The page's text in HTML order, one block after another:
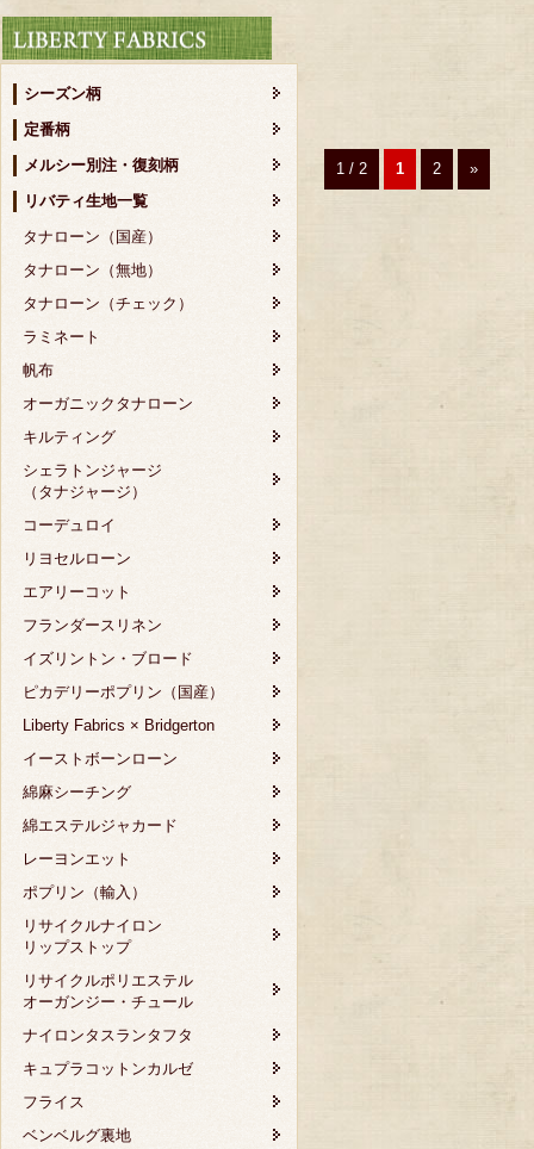
シーズン柄
定番柄
メルシー別注・復刻柄
リバティ生地一覧
タナローン（国産）
タナローン（無地）
タナローン（チェック）
ラミネート
帆布
オーガニックタナローン
キルティング
シェラトンジャージ
（タナジャージ）
コーデュロイ
リヨセルローン
エアリーコット
フランダースリネン
イズリントン・ブロード
ピカデリーポプリン（国産）
Liberty Fabrics × Bridgerton
イーストボーンローン
綿麻シーチング
綿エステルジャカード
レーヨンエット
ポプリン（輸入）
リサイクルナイロン
リップストップ
リサイクルポリエステル
オーガンジー・チュール
ナイロンタスランタフタ
キュプラコットンカルゼ
フライス
ベンベルグ裏地
1 / 2 1 2 »